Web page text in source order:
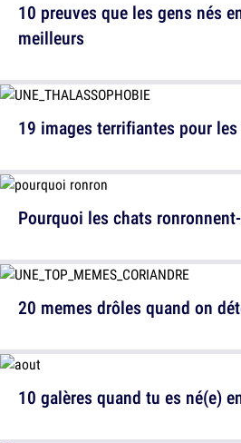
10 preuves que les gens nés
meilleurs
Pourquoi les chats
10 galères quand tu es né(e)
19 images terrifiantes pour
20 memes drôles quand on